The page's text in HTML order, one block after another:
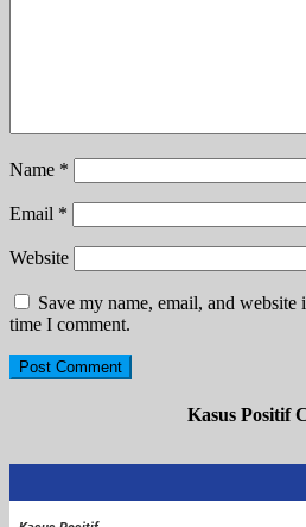
Name *
Email *
Website
Save my name, email, and
time I comment.
Kasus Positif